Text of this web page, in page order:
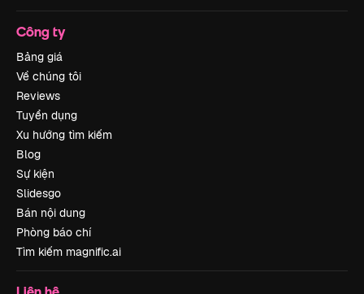
Công ty
Bảng giá
Về chúng tôi
Reviews
Tuyển dụng
Xu hướng tìm kiếm
Blog
Sự kiện
Slidesgo
Bán nội dung
Phòng báo chí
Tìm kiếm magnific.ai